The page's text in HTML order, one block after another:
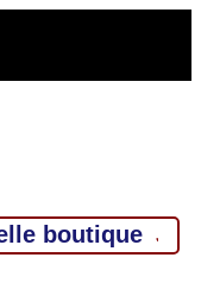
boutique